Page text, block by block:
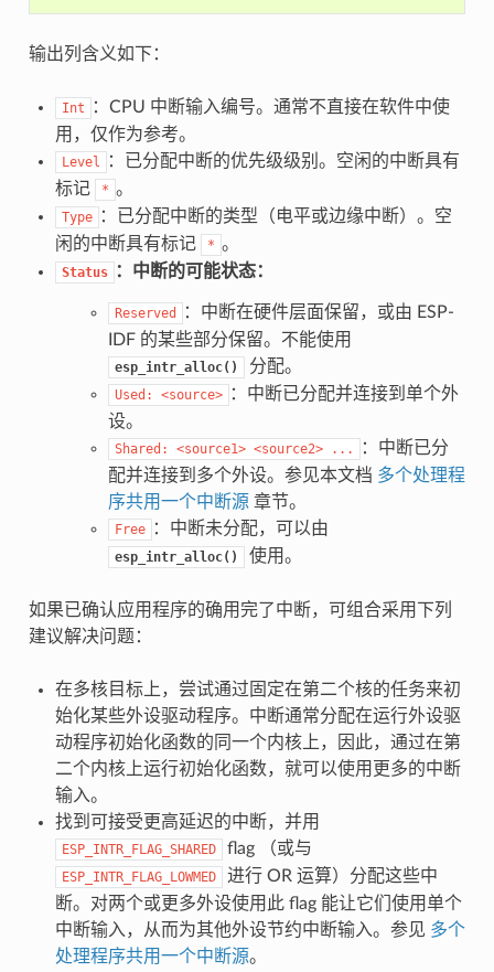
输出列含义如下：
Int
：CPU 中断输入编号。通常不直接在软件中使
用，仅作为参考。
Level
：已分配中断的优先级级别。空闲的中断具有
标记
* 。
Type
：已分配中断的类型（电平或边缘中断）。空
闲的中断具有标记
* 。
Status ：中断的可能状态：
Reserved
：中断在硬件层面保留，或由 ESP-
IDF 的某些部分保留。不能使用
esp_intr_alloc() 分配。
Used: <source>
：中断已分配并连接到单个外
设。
Shared: <source1> <source2> ...
：中断已分
配并连接到多个外设。参见本文档 多个处理程
序共用一个中断源 章节。
Free ：中断未分配，可以由
esp_intr_alloc() 使用。
如果已确认应用程序的确用完了中断，可组合采用下列
建议解决问题：
在多核目标上，尝试通过固定在第二个核的任务来初
始化某些外设驱动程序。中断通常分配在运行外设驱
动程序初始化函数的同一个内核上，因此，通过在第
二个内核上运行初始化函数，就可以使用更多的中断
输入。
找到可接受更高延迟的中断，并用
ESP_INTR_FLAG_SHARED flag （或与
ESP_INTR_FLAG_LOWMED
进行 OR 运算）分配这些中
断。对两个或更多外设使用此 flag 能让它们使用单个
中断输入，从而为其他外设节约中断输入。参见 多个
处理程序共用一个中断源。